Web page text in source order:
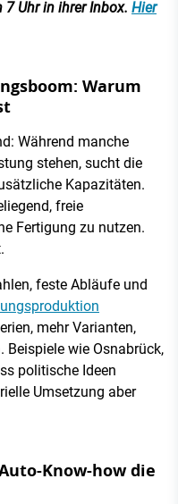
Uhr in ihrer Inbox. Hier
Warum
Während manche
stehen, sucht die
Kapazitäten.
freie
Fertigung zu nutzen.
feste Abläufe und
mehr Varianten,
Beispiele wie Osnabrück,
politische Ideen
Umsetzung aber
Know-how die